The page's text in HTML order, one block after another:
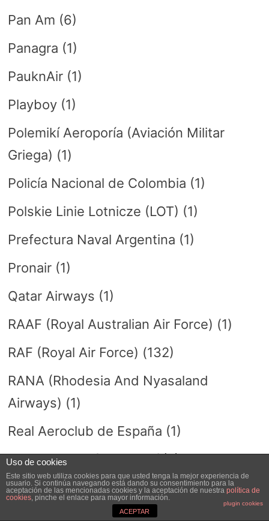
Pan Am (6)
Panagra (1)
PauknAir(1)
Playboy(1)
Polemikí Aeroporía (Aviación Militar
Griega) (1)
Policía Nacional de Colombia (1)
Polskie Linie Lotnicze (LOT) (1)
Prefectura Naval Argentina (1)
Pronair(1)
Qatar Airways (1)
RAAF (Royal Australian Air Force) (1)
RAF (Royal Air Force) (132)
RANA (Rhodesia And Nyasaland
Airways) (1)
Real Aeroclub de España (1)
Real Fuerza Aérea Saudí(2)
Regia Aeronautica(32)
Reichswehr (Fliegergruppe)
Uso de cookies
Este sitio web utiliza cookies para que usted tenga la mejor experiencia de
usuario. Si continúa navegando está dando su consentimiento para la
aceptación de las mencionadas cookies y la aceptación de nuestra política de
cookies, pinche el enlace para mayor información.
plugin cookies
ACEPTAR